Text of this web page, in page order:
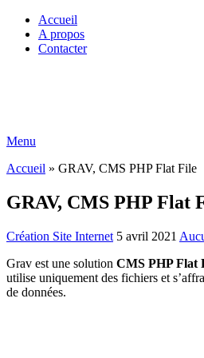
Accueil
A propos
Contacter
Menu
Accueil » GRAV, CMS PHP Flat File
GRAV, CMS PHP Flat
Création Site Internet 5 avril 2021
Grav est une solution CMS PHP Flat
utilise uniquement des fichiers et
de données.